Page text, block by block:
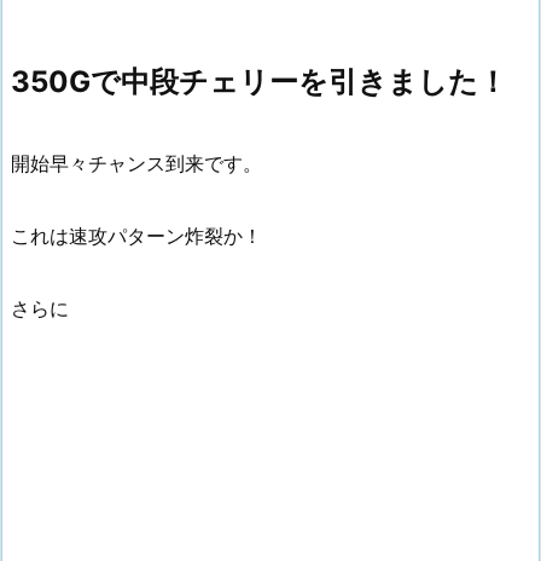
350Gで中段チェリーを引きました！
開始早々チャンス到来です。
これは速攻パターン炸裂か！
さらに